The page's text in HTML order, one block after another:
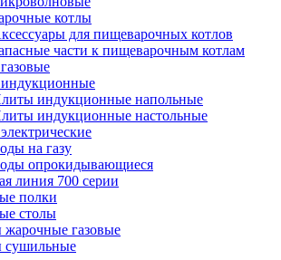
котлы
для пищеварочных котлов
части к пищеварочным котлам
индукционные напольные
индукционные настольные
на газу
опрокидывающиеся
линия 700 серии
полки
столы
газовые